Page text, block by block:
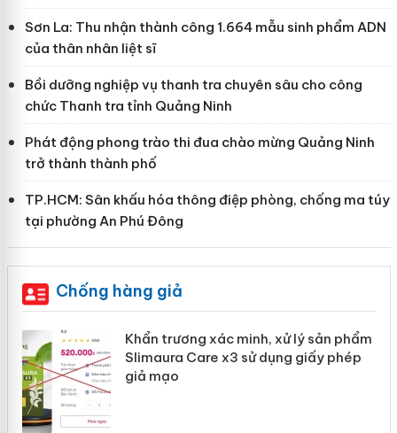
Sơn La: Thu nhận thành công 1.664 mẫu sinh phẩm ADN
của thân nhân liệt sĩ
Bồi dưỡng nghiệp vụ thanh tra chuyên sâu cho công
chức Thanh tra tỉnh Quảng Ninh
Phát động phong trào thi đua chào mừng Quảng Ninh
trở thành thành phố
TP.HCM: Sân khấu hóa thông điệp phòng, chống ma túy
tại phường An Phú Đông
Chống hàng giả
Khẩn trương xác minh, xử lý sản phẩm
Slimaura Care x3 sử dụng giấy phép
giả mạo